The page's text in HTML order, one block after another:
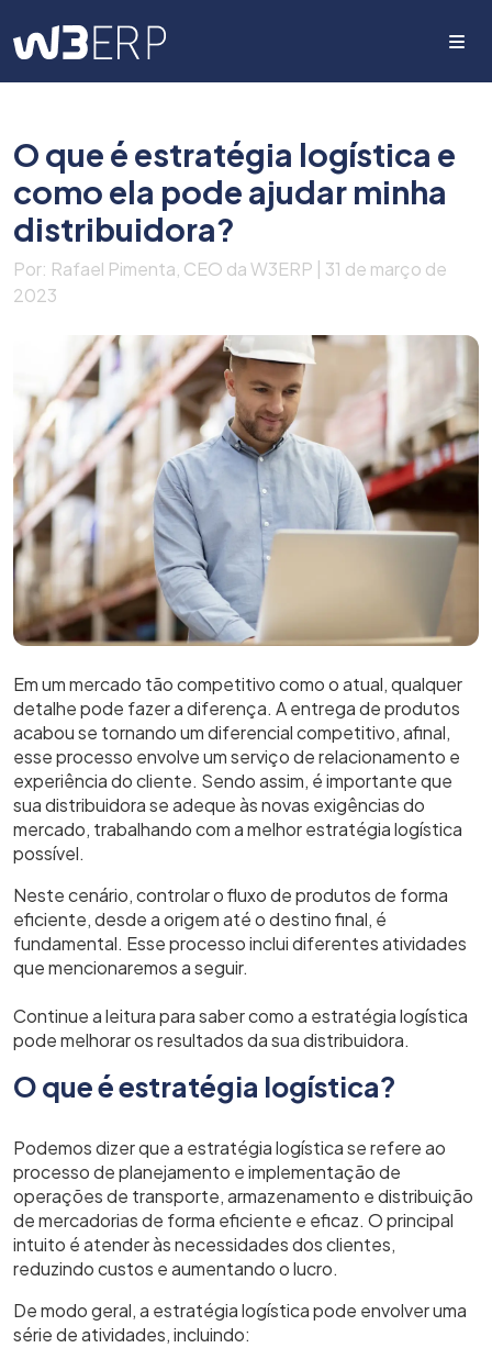
O que é estratégia logística e
como ela pode ajudar minha
distribuidora?
Por: Rafael Pimenta, CEO da W3ERP | 31 de março de
2023
Em um mercado tão competitivo como o atual, qualquer
detalhe pode fazer a diferença. A entrega de produtos
acabou se tornando um diferencial competitivo, afinal,
esse processo envolve um serviço de relacionamento e
experiência do cliente. Sendo assim, é importante que
sua distribuidora se adeque às novas exigências do
mercado, trabalhando com a melhor estratégia logística
possível.
Neste cenário, controlar o fluxo de produtos de forma
eficiente, desde a origem até o destino final, é
fundamental. Esse processo inclui diferentes atividades
que mencionaremos a seguir.
Continue a leitura para saber como a estratégia logística
pode melhorar os resultados da sua distribuidora.
O que é estratégia logística?
Podemos dizer que a estratégia logística se refere ao
processo de planejamento e implementação de
operações de transporte, armazenamento e distribuição
de mercadorias de forma eficiente e eficaz. O principal
intuito é atender às necessidades dos clientes,
reduzindo custos e aumentando o lucro.
De modo geral, a estratégia logística pode envolver uma
série de atividades, incluindo: